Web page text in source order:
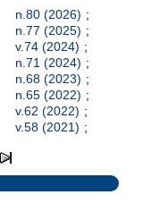
n.80 (2026) ;
n.77 (2025) ;
v.74 (2024) ;
n.71 (2024) ;
n.68 (2023) ;
n.65 (2022) ;
v.62 (2022) ;
v.58 (2021) ;